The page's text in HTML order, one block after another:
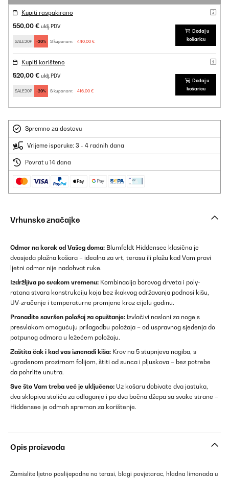
Kupiti raspakirano
550,00 € uklj. PDV
SALE20P -20% S kuponom: 440,00 €
Dodaj u
košaricu
Kupiti korišteno
520,00 € uklj. PDV
SALE20P -20% S kuponom: 416,00 €
Dodaj u
košaricu
Spremno za dostavu
Vrijeme isporuke: 3 - 4 radnih dana
Povrat u 14 dana
Vrhunske značajke
Odmor na korak od Vašeg doma: Blumfeldt Hiddensee klasična je
dvosjeda plažna košara – idealna za vrt, terasu ili plažu kad Vam pravi
ljetni odmor nije nadohvat ruke.
Izdržljiva po svakom vremenu: Kombinacija borovog drveta i poly-
ratana stvara konstrukciju koja bez ikakvog održavanja podnosi kišu,
UV-zračenje i temperaturne promjene kroz cijelu godinu.
Pronađite savršen položaj za opuštanje: Izvlačivi nasloni za noge s
presvlakom omogućuju prilagodbu položaja – od uspravnog sjedenja do
potpunog odmora u ležećem položaju.
Zaštita čak i kad vas iznenadi kiša: Krov na 5 stupnjeva nagiba, s
ugrađenom prozirnom folijom, štiti od sunca i pljuskova – bez potrebe
da pohrlite unutra.
Sve što Vam treba već je uključeno: Uz košaru dobivate dva jastuka,
dva sklopiva stolića za odlaganje i po dva bočna džepa sa svake strane –
Hiddensee je odmah spreman za korištenje.
Opis proizvoda
Zamislite ljetno poslijepodne na terasi, blagi povjetarac, hladna limonada u